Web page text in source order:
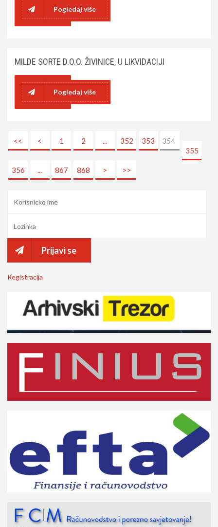
Pogledaj više
MILDE SORTE D.O.O. ŽIVINICE, U LIKVIDACIJI
Pogledaj više
<< < 1 2 ... 352 353
354
355
356 ... 867 868 > >>
Prijavi se
Registracija